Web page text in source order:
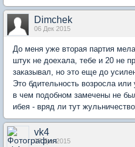
Dimchek
06 Дек 2015
До меня уже вторая партия
штук не доехала, тебе и 20 не
заказывал, но это еще до
Это бдительность возросла
в чем подобном замечены не
ибея - вряд ли тут
vk4
07 Дек 2015